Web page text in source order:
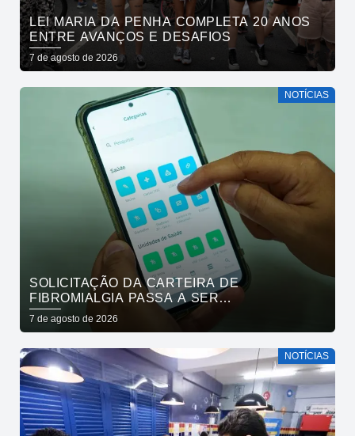
LEI MARIA DA PENHA COMPLETA 20 ANOS
ENTRE AVANÇOS E DESAFIOS
7 de agosto de 2026
NOTÍCIAS
SOLICITAÇÃO DA CARTEIRA DE
FIBROMIALGIA PASSA A SER
EXCLUSIVAMENTE PELO APLICATIVO JOÃO
PESSOA NA PALMA DA MÃO
7 de agosto de 2026
NOTÍCIAS